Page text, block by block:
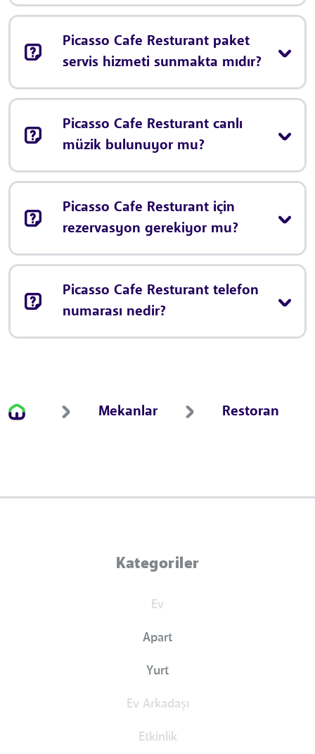
Picasso Cafe Resturant paket
servis hizmeti sunmakta mıdır?
Picasso Cafe Resturant canlı
müzik bulunuyor mu?
Picasso Cafe Resturant için
rezervasyon gerekiyor mu?
Picasso Cafe Resturant telefon
numarası nedir?
Mekanlar Restoran
Kategoriler
Ev
Apart
Yurt
Ev Arkadaşı
Etkinlik